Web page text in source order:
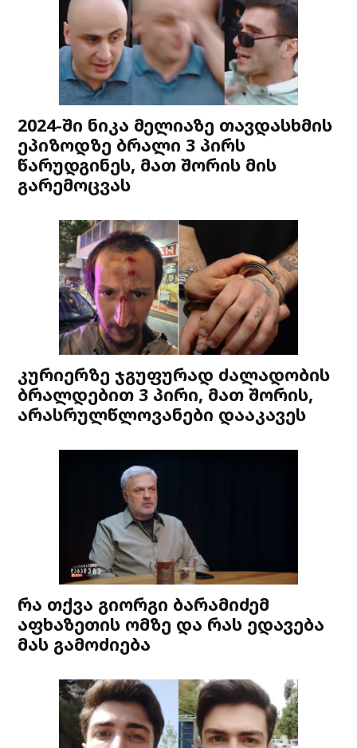
2024-ში ნიკა მელიაზე თავდასხმის
ეპიზოდზე ბრალი 3 პირს
წარუდგინეს, მათ შორის მის
გარემოცვას
კურიერზე ჯგუფურად ძალადობის
ბრალდებით 3 პირი, მათ შორის,
არასრულწლოვანები დააკავეს
რა თქვა გიორგი ბარამიძემ
აფხაზეთის ომზე და რას ედავება
მას გამოძიება